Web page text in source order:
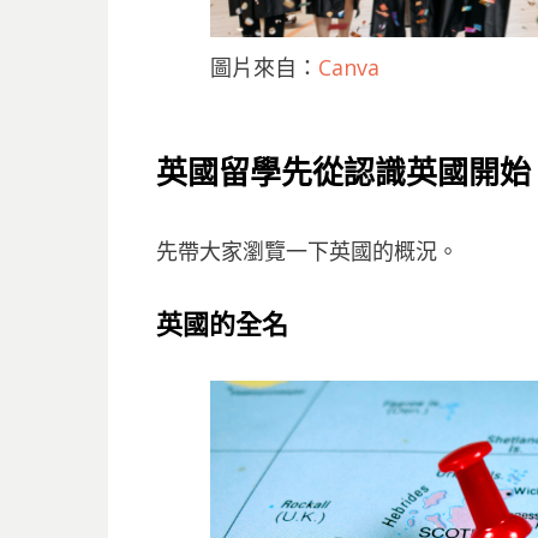
圖片來自： Canva
英國留學先從認識英國開始
先帶大家瀏覽一下英國的概況。
英國的全名